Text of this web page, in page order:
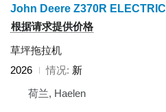
John Deere Z370R ELECTRIC
根据请求提供价格
草坪拖拉机
2026
情况 新
荷兰, Haelen